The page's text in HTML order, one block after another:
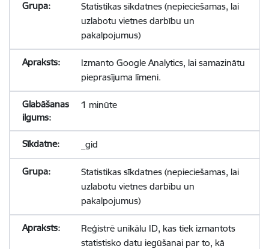
Statistikas sīkdatnes (nepieciešamas, lai
uzlabotu vietnes darbību un
pakalpojumus)
Izmanto Google Analytics, lai samazinātu
pieprasījuma līmeni.
1 minūte
_gid
Statistikas sīkdatnes (nepieciešamas, lai
uzlabotu vietnes darbību un
pakalpojumus)
Reģistrē unikālu ID, kas tiek izmantots
statistisko datu iegūšanai par to, kā